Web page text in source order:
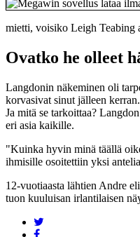
mietti, voisiko Leigh Teabing
Ovatko he olleet
Langdonin näkeminen oli
korvasivat sinut jälleen
Ja mitä se tarkoittaa?
eri asia kaikille.
"Kuinka hyvin minä täällä
ihmisille osoitettiin yksi
12-vuotiaasta lähtien Andre
tuon kuuluisan irlantilaisen